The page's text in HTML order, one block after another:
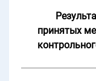
принятых